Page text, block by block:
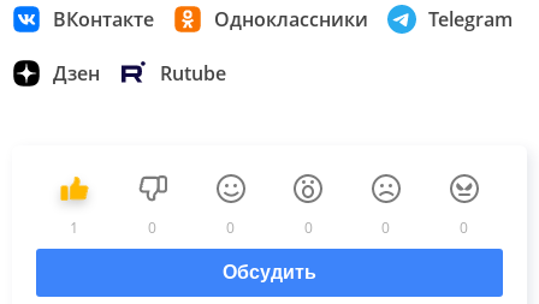
ВКонтакте Одноклассники Telegram
Дзен Rutube
1 0 0 0 0 0
Обсудить